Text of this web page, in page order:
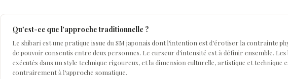
Qu'est-ce que l'approche traditionnelle ?
Le shibari est une pratique issue du SM japonais dont l'intention est d'érotiser la contrainte
de pouvoir consentis entre deux personnes. Le curseur d'intensité est à définir ensemble. Les
exécutés dans un style technique rigoureux, et la dimension culturelle, artistique et technique
contrairement à l'approche somatique.